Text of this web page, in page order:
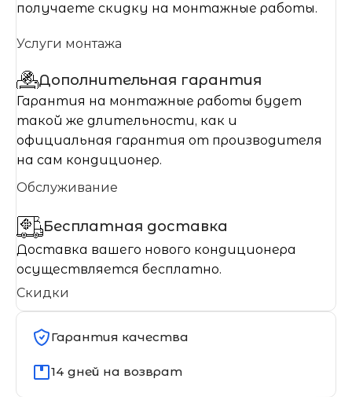
получаете скидку на монтажные работы.
Услуги монтажа
Дополнительная гарантия
Гарантия на монтажные работы будет
такой же длительности, как и
официальная гарантия от производителя
на сам кондиционер.
Обслуживание
Бесплатная доставка
Доставка вашего нового кондиционера
осуществляется бесплатно.
Скидки
Гарантия качества
14 дней на возврат